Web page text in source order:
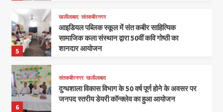
5
खलीलाबाद संतकबीरनगर
आइडियल पब्लिक स्कूल में संत कबीर साहित्यिक
सामाजिक कला संस्थान द्वारा 50वीं कवि गोष्ठी का
शानदार आयोजन
6
संतकबीरनगर खलीलाबाद
दुग्धशाला विकास विभाग के 50 वर्ष पूर्ण होने के अवसर पर
जनपद स्तरीय डेयरी कॉन्क्लेव का हुआ आयोजन